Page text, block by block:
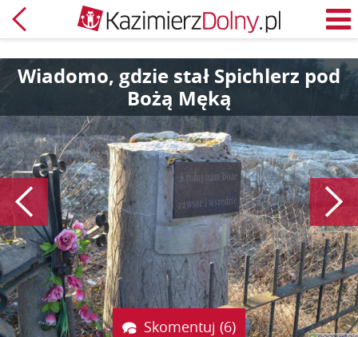
Powrót
Wiadomo, gdzie stał Spichlerz pod
Bożą Męką
Poprzedni
Skomentuj (6)